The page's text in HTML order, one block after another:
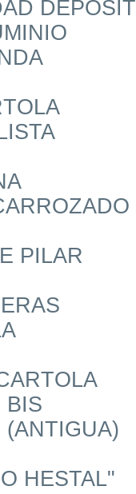
PILAR
BIS
(ANTIGUA)
HESTAL"